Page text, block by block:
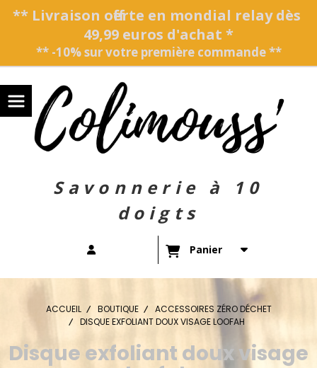
** Livraison offerte en mondial relay dès
49,99 euros d'achat *
** -10% sur votre première commande **
Savonnerie à 10
doigts
Panier
ACCUEIL BOUTIQUE
ACCESSOIRES ZÉRO DÉCHET
DISQUE EXFOLIANT DOUX VISAGE LOOFAH
Disque exfoliant doux visage